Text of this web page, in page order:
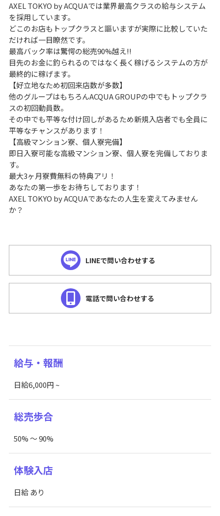
AXEL TOKYO by ACQUAでは業界最高クラスの給与システム
を採用しています。
どこのお店もトップクラスと謳いますが実際に比較していた
だければ一目瞭然です。
最高バック率は驚愕の総売90%越え!!
目先のお金に釣られるのではなく長く稼げるシステムの方が
最終的に稼げます。
【好立地なため初回来店数が多数】
他のグループはもちろんACQUA GROUPの中でもトップクラ
スの初回動員数。
その中でも平等な付け回しがあるため新規入店者でも全員に
平等なチャンスがあります！
【高級マンション寮、個人寮完備】
即日入寮可能な高級マンション寮、個人寮を完備しておりま
す。
最大3ヶ月寮費無料の特典アリ！
あなたの第一歩をお待ちしております！
AXEL TOKYO by ACQUAであなたの人生を変えてみません
か？
LINEで問い合わせする
電話で問い合わせする
給与・報酬
日給6,000円 ~
総売歩合
50% ～ 90%
体験入店
日給 あり